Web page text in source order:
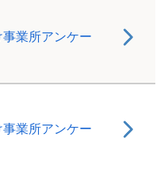
業所アンケー
業所アンケー